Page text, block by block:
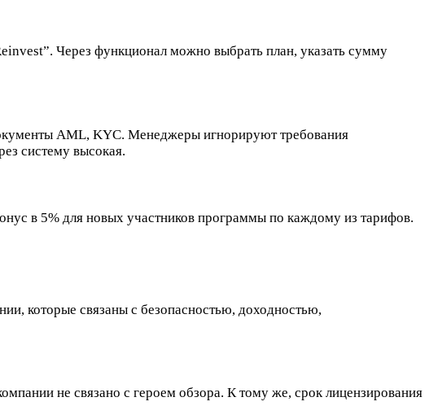
Через функционал можно выбрать план, указать сумму
AML, KYC. Менеджеры игнорируют требования
систему высокая.
в 5% для новых участников программы по каждому из тарифов.
которые связаны с безопасностью, доходностью,
не связано с героем обзора. К тому же, срок лицензирования